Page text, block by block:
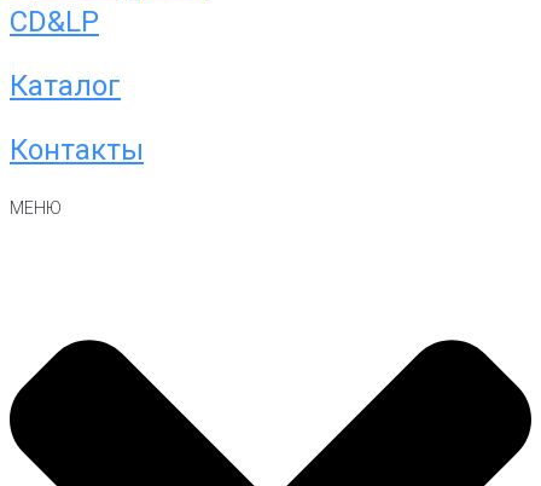
CD&LP
Каталог
Контакты
МЕНЮ